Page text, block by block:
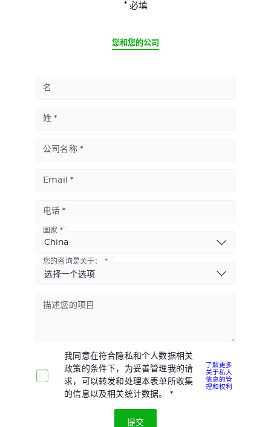
* 必填
CURRENT
您和您的公司
名
姓
公司名称
Email
电话
Basic
Address
国家
您的咨询是关于：
描述您的项目
我同意在符合隐私和个人数据相关
政策的条件下，为妥善管理我的请
求，可以转发和处理本表单所收集
的信息以及相关统计数据。
了解更多
关于私人
信息的管
理和权利